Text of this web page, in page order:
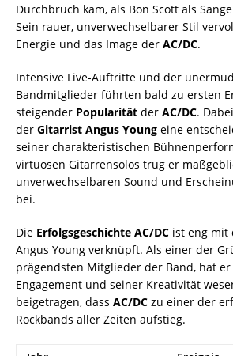
Durchbruch kam, als Bon Scott als
Sein rauer, unverwechselbarer Stil
Energie und das Image der AC/DC.
Intensive Live-Auftritte und der
Bandmitglieder führten bald zu ersten
steigender Popularität der AC/DC.
der Gitarrist Angus Young eine
seiner charakteristischen
virtuosen Gitarrensolos trug er
unverwechselbaren Sound und
bei.
Die Erfolgsgeschichte AC/DC ist eng mit
Angus Young verknüpft. Als einer der
prägendsten Mitglieder der Band, hat
Engagement und seiner Kreativität
beigetragen, dass AC/DC zu einer der
Rockbands aller Zeiten aufstieg.